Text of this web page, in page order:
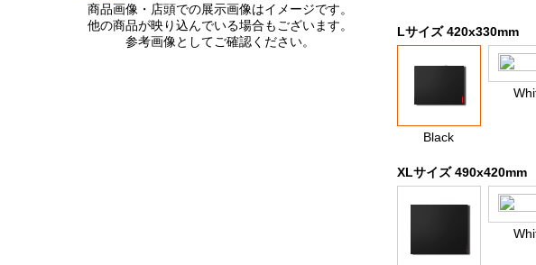
商品画像・店頭での展示画像はイメージです。
他の商品が映り込んでいる場合もございます。
参考画像としてご確認ください。
Lサイズ 420x330mm
Black
XLサイズ 490x420mm